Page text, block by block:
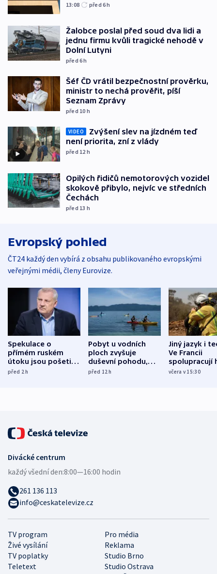
13:08 před 6h
Žalobce poslal před soud dva lidi a
jednu firmu kvůli tragické nehodě v
Dolní Lutyni
před 6h
Šéf ČD vrátil bezpečnostní prověrku,
ministr to nechá prověřit, píší
Seznam Zprávy
před 10 h
VIDEO
Zvýšení slev na jízdném teď
není priorita, zní z vlády
před 12 h
Opilých řidičů nemotorových vozidel
skokově přibylo, nejvíc ve středních
Čechách
před 13 h
Evropský pohled
ČT24 každý den vybírá z obsahu publikovaného evropskými
veřejnými médii, členy Eurovize.
Spekulace o
přímém ruském
útoku jsou pošetilé,
míní estonský
před 2h
Pobyt u vodních
ploch zvyšuje
duševní pohodu,
ukázala
před 12h
Jiný jazyk i
Ve Francii
spolupracují
různých zemí
včera v 15:30
TV program
Pro média
Živé vysílání
Reklama
TV poplatky
Studio Brno
Teletext
Studio Ostrava
Divácké centrum
každý všední den:8:00—16:00 hodin
261 136 113
info@ceskatelevize.cz